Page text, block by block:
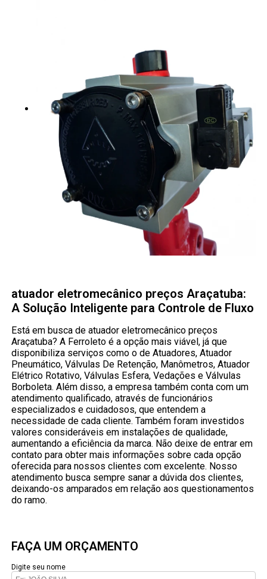
atuador eletromecânico preços Araçatuba:
A Solução Inteligente para Controle de Fluxo
Está em busca de atuador eletromecânico preços
Araçatuba? A Ferroleto é a opção mais viável, já que
disponibiliza serviços como o de Atuadores, Atuador
Pneumático, Válvulas De Retenção, Manômetros, Atuador
Elétrico Rotativo, Válvulas Esfera, Vedações e Válvulas
Borboleta. Além disso, a empresa também conta com um
atendimento qualificado, através de funcionários
especializados e cuidadosos, que entendem a
necessidade de cada cliente. Também foram investidos
valores consideráveis em instalações de qualidade,
aumentando a eficiência da marca. Não deixe de entrar em
contato para obter mais informações sobre cada opção
oferecida para nossos clientes com excelente. Nosso
atendimento busca sempre sanar a dúvida dos clientes,
deixando-os amparados em relação aos questionamentos
do ramo.
FAÇA UM ORÇAMENTO
Digite seu nome